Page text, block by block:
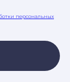
персональных